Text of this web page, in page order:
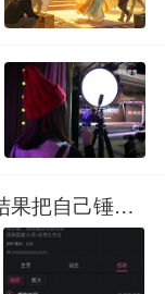
果把自己锤爆